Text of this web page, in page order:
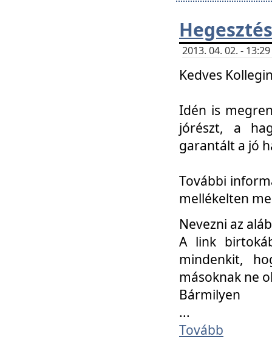
2013. 04. 02. -
Kedves
Idén is
jórészt, a
garantált a jó
További
mellékelten
Nevezni az
A link
mindenkit,
másoknak ne
Bármilyen
...
Tovább